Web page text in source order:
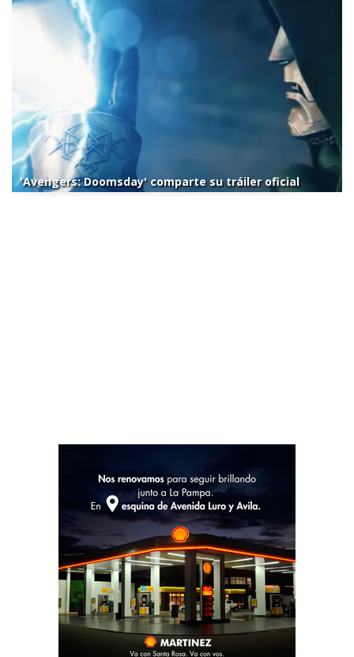
'Avengers: Doomsday' comparte su tráiler oficial